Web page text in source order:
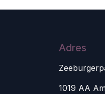
Adres
1019 AA